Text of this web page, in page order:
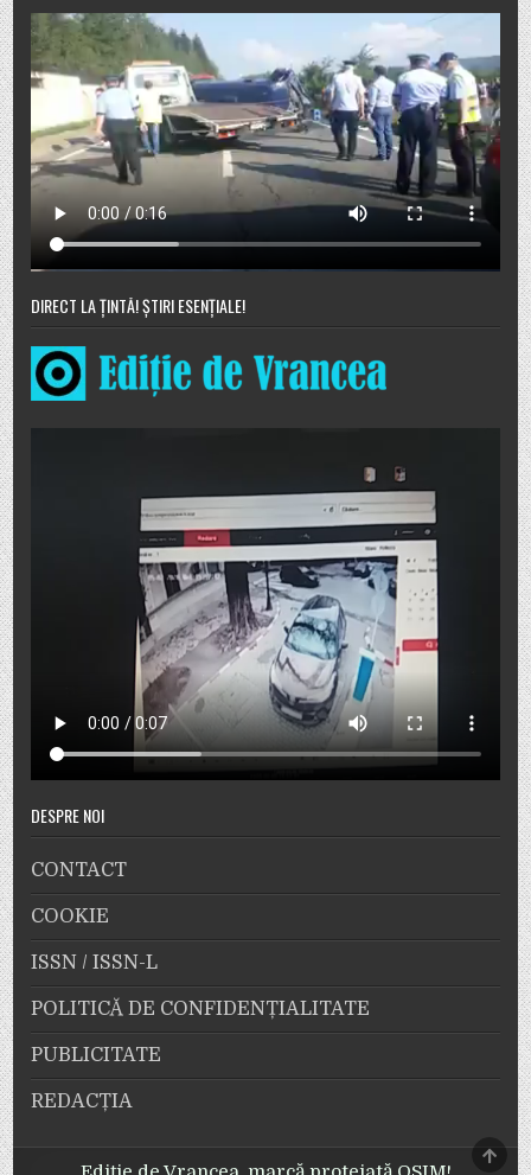
DIRECT LA ȚINTĂ! ȘTIRI ESENȚIALE!
DESPRE NOI
CONTACT
COOKIE
ISSN / ISSN-L
POLITICĂ DE CONFIDENȚIALITATE
PUBLICITATE
REDACȚIA